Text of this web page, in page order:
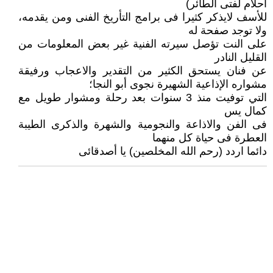
أحلام لفتى الطائر)
للأسف لايذكر كثيرا فى برامج التأريخ الفنى ومن يقدمه،
ولا توجد صفحة له
على النت تؤصل سيرته الفنية غير بعض المعلومات من
القليل النادر
عن فنان يستحق الكثير من التقدير والاعجاب ورفيقة
مشواره الإذاعية الشهيرة نجوى أبو النجا؛
التي توفيت منذ 3 سنوات بعد رحلة ومشوار طويل مع
كمال يس
فى الفن والاذاعة والنجومية والشهرة والذكرى الطيبة
العطرة فى حياة كل منهما
دائما اردد (رحم الله المخلصين) يا أصدقائى